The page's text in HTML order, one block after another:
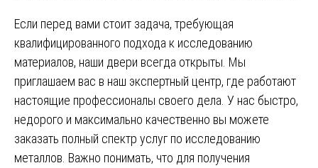
Если перед вами стоит задача, требующая
квалифицированного подхода к исследованию
материалов, наши двери всегда открыты. Мы
приглашаем вас в наш экспертный центр, где работают
настоящие профессионалы своего дела. У нас быстро,
недорого и максимально качественно вы можете
заказать полный спектр услуг по исследованию
металлов. Важно понимать, что для получения